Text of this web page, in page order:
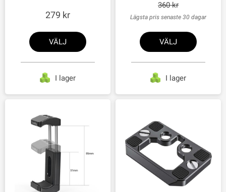
279
VÄLJ
I lager
360
Lägsta pris senaste 30 dagar
VÄLJ
I lager